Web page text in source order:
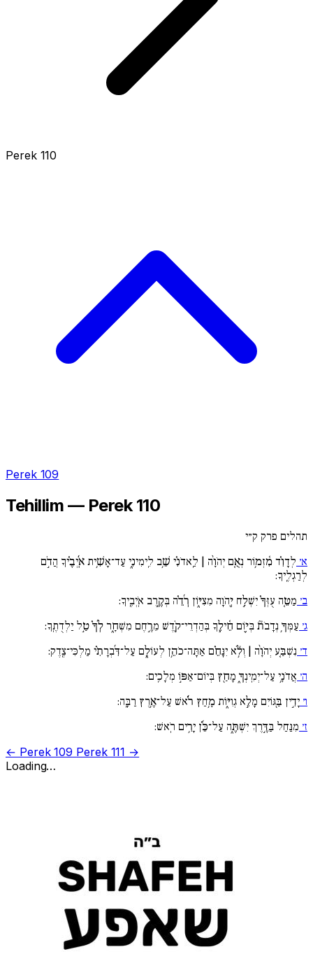
Perek 110
Perek 109
Tehillim — Perek 110
תהלים פרק ק״י
א׳ לְדָוִ֗ד מִ֫זְמ֥וֹר נְאֻ֚ם יְהֹוָ֨ה | לַֽאדֹנִ֗י שֵׁ֥ב לִֽימִינִ֑י עַד־אָשִׁ֥ית אֹֽ֜יְבֶ֗יךָ הֲדֹ֣ם
לְרַגְלֶֽיךָ:
ב׳ מַטֵּ֚ה עֻזְּךָ֗ יִשְׁלַ֣ח יְ֖הֹוָה מִצִיּ֑וֹן רְ֜דֵ֗ה בְּקֶ֣רֶב אֹֽיְבֶֽיךָ:
ג׳ עַמְּךָ֥ נְדָבֹת֘ בְּי֪וֹם חֵ֫ילֶ֥ךָ בְּהַדְרֵי־קֹ֖דֶשׁ מֵרֶ֣חֶם מִשְׁחָ֑ר לְ֜ךָ֗ טַ֣ל יַלְדֻתֶֽךָ:
ד׳ נִשְׁבַּ֚ע יְהֹוָ֨ה | וְלֹ֥֬א יִנָּחֵ֗ם אַתָּה־כֹהֵ֥ן לְעוֹלָ֑ם עַל־דִּ֜בְרָתִ֗י מַלְכִּי־צֶֽדֶק:
ה׳ אֲדֹנָ֥י עַל־יְמִֽינְךָ֑ מָחַ֖ץ בְּיוֹם־אַפּ֣וֹ מְלָכִֽים:
ו׳ יָדִ֣ין בַּ֖גּוֹיִם מָלֵ֣א גְוִיּ֑וֹת מָ֥חַץ רֹ֜֗אשׁ עַל־אֶ֥רֶץ רַבָּֽה:
ז׳ מִנַּחַל בַּדֶּ֣רֶךְ יִשְׁתֶּ֑ה עַל־כֵּ֜֗ן יָרִ֥ים רֹֽאשׁ:
← Perek 109 Perek 111 →
Loading…